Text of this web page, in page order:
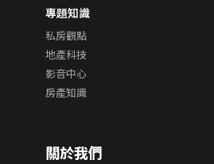
專題知識
私房觀點
地產科技
影音中心
房產知識
關於我們